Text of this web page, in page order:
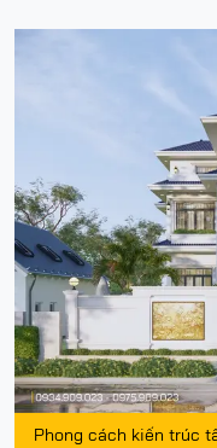
Phong cách kiến trúc